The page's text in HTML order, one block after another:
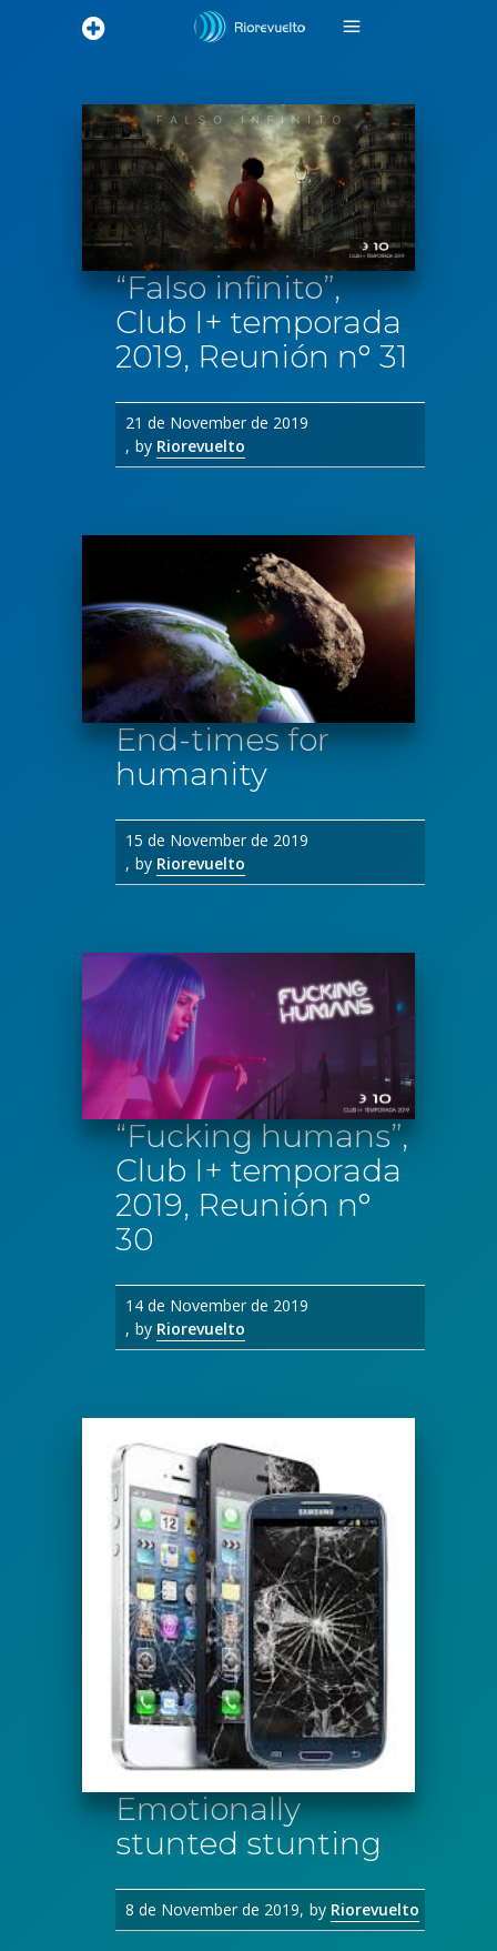
“Falso infinito”,
Club I+ temporada
2019, Reunión n° 31
21 de November de 2019
by Riorevuelto
End-times for
humanity
15 de November de 2019
by Riorevuelto
“Fucking humans”,
Club I+ temporada
2019, Reunión n°
30
14 de November de 2019
by Riorevuelto
Emotionally
stunted stunting
8 de November de 2019 by Riorevuelto